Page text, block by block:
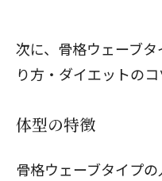
次に、骨格ウェーブ
り方・ダイエットのコ
体型の特徴
骨格ウェーブタイプ